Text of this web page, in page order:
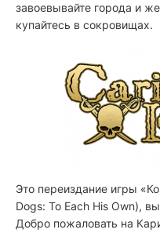
завоевывайте города и
купайтесь в сокровищах.
Это переиздание игры
Dogs: To Each His Own),
Добро пожаловать на